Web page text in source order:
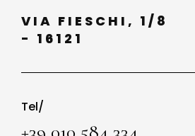
VIA FIESCHI, 1/8
- 16121
Tel/